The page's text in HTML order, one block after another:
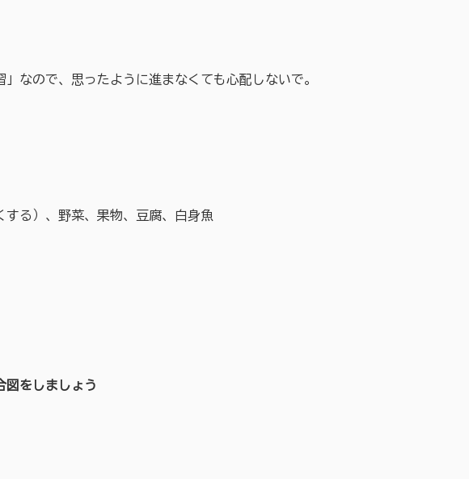
なので、思ったように進まなくても心配しないで。
する）、野菜、果物、豆腐、白身魚
をしましょう